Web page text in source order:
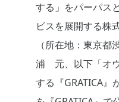
する」をパーパス
ビスを展開する株
（所在地：東京
浦 元、以下「オ
する『GRATICA』